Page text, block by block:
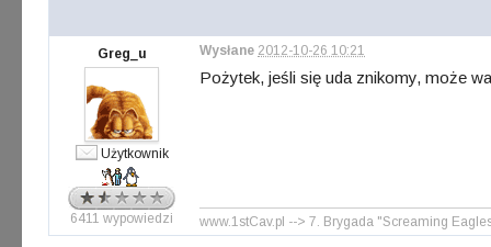
Greg_u
Użytkownik
6411 wypowiedzi
Wysłane 2012-10-26 10:21
Pożytek, jeśli się uda znikomy, może
www.1stCav.pl --> 7. Brygada "Screaming